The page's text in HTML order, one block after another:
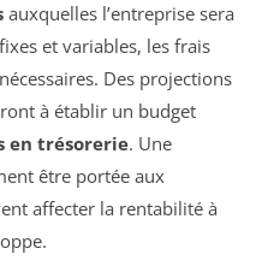
auxquelles l’entreprise sera
et variables, les frais
Des projections
à établir un budget
en trésorerie. Une
être portée aux
affecter la rentabilité à